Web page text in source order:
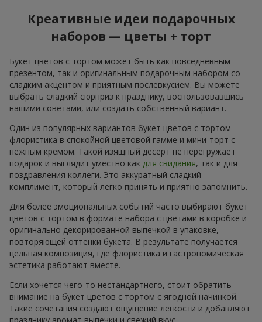
Креативные идеи подарочных
наборов — цветы + торт
Букет цветов с тортом может быть как повседневным
презентом, так и оригинальным подарочным набором со
сладким акцентом и приятным послевкусием. Вы можете
выбрать сладкий сюрприз к празднику, воспользовавшись
нашими советами, или создать собственный вариант.
Один из популярных вариантов букет цветов с тортом —
флористика в спокойной цветовой гамме и мини-торт с
нежным кремом. Такой изящный десерт не перегружает
подарок и выглядит уместно как для свидания, так и для
поздравления коллеги. Это аккуратный сладкий
комплимент, который легко принять и приятно запомнить.
Для более эмоциональных событий часто выбирают букет
цветов с тортом в формате набора с цветами в коробке и
оригинально декорированной выпечкой в упаковке,
повторяющей оттенки букета. В результате получается
цельная композиция, где флористика и гастрономическая
эстетика работают вместе.
Если хочется чего-то нестандартного, стоит обратить
внимание на букет цветов с тортом с ягодной начинкой.
Такие сочетания создают ощущение лёгкости и добавляют
празднику аромат выпечки и свежий вкус.